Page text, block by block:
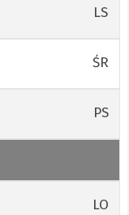
LS
ŚR
PS
LO